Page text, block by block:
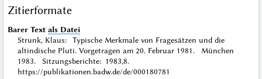
Zitierformate
Barer Text als Datei
Strunk, Klaus: Typische Merkmale von Fragesätzen und die
altindische Pluti. Vorgetragen am 20. Februar 1981. München
1983. Sitzungsberichte: 1983,8.
https://publikationen.badw.de/de/000180781